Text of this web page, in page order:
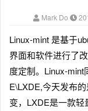
Mark Do
Linux-mint 是基于
界面和软件进行了
度定制。 Linux-mint
E\LXDE,今天发布
变，LXDE是一款